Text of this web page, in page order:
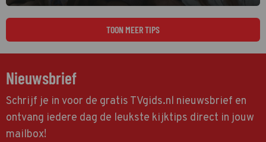
TOON MEER TIPS
Nieuwsbrief
Schrijf je in voor de gratis TVgids.nl nieuwsbrief en
ontvang iedere dag de leukste kijktips direct in jouw
mailbox!